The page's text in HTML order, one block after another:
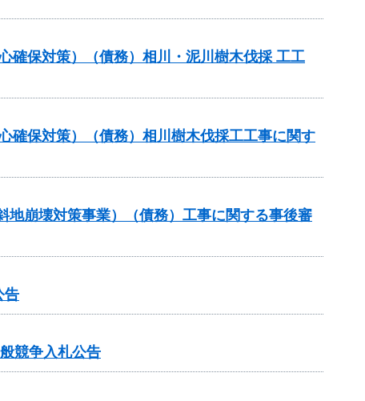
確保対策）（債務）相川・泥川樹木伐採 工工
確保対策）（債務）相川樹木伐採工工事に関す
崩壊対策事業）（債務）工事に関する事後審
告
競争入札公告